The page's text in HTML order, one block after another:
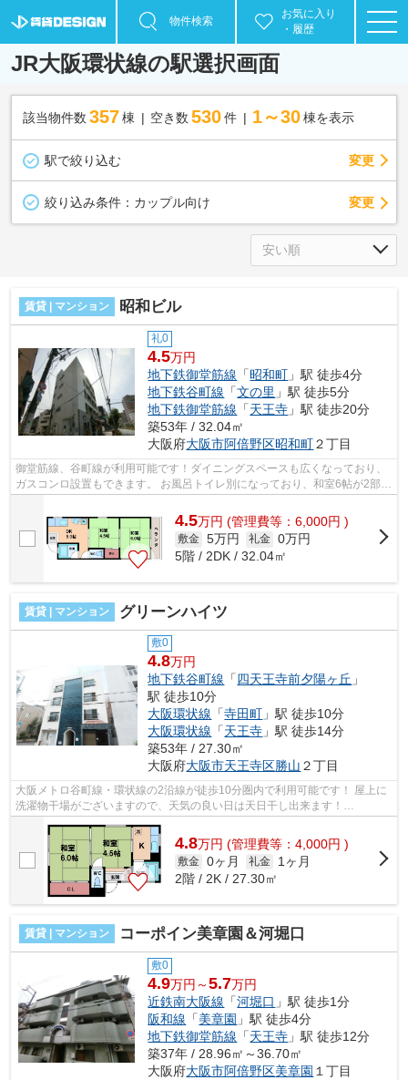
物件検索
お気に入り
・履歴
JR大阪環状線の駅選択画面
該当物件数 357棟 空き数 530 件 1～30 棟を表示
駅で絞り込む 変更
絞り込み条件： カップル向け 変更
賃貸 | マンション 昭和ビル
礼0
4.5万円
地下鉄御堂筋線 「昭和町 」駅 徒歩4分
地下鉄谷町線 「文の里 」駅 徒歩5分
地下鉄御堂筋線 「天王寺 」駅 徒歩20分
築53年 / 32.04㎡
大阪府大阪市阿倍野区昭和町２丁目
御堂筋線、谷町線が利用可能です！ダイニングスペースも広くなっており、
ガスコンロ設置もできます。 お風呂トイレ別になっており、和室6帖が2部屋
もあります！苗代小学校区にもなっ...
4.5万円 (管理費等：6,000円 )
敷金 5万円 礼金 0万円
5階 / 2DK / 32.04㎡
賃貸 | マンション グリーンハイツ
敷0
4.8万円
地下鉄谷町線 「四天王寺前夕陽ヶ丘 」
駅 徒歩10分
大阪環状線 「寺田町 」駅 徒歩10分
大阪環状線 「天王寺 」駅 徒歩14分
築53年 / 27.30㎡
大阪府大阪市天王寺区勝山 ２丁目
大阪メトロ谷町線・環状線の2沿線が徒歩10分圏内で利用可能です！ 屋上に
洗濯物干場がございますので、天気の良い日は天日干し出来ます！
■□■□■□■□■□■□■□■□■□■□■□■□■□■□■□■□■□■□■□■□...
4.8万円 (管理費等：4,000円 )
敷金 0ヶ月 礼金
1ヶ月
2階 / 2K / 27.30㎡
賃貸 | マンション コーポイン美章園＆河堀口
敷0
4.9万円～5.7万円
近鉄南大阪線 「河堀口 」駅 徒歩1分
阪和線 「美章園 」駅 徒歩4分
地下鉄御堂筋線 「天王寺 」駅 徒歩12分
築37年 / 28.96㎡～36.70㎡
大阪府大阪市阿倍野区美章園 １丁目